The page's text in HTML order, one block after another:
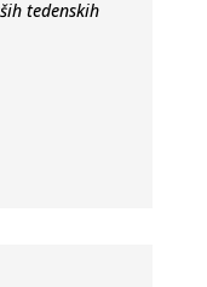
tedenskih